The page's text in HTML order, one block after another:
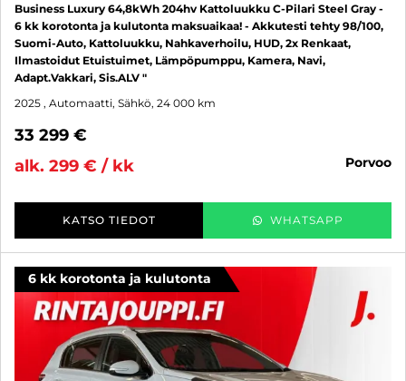
Business Luxury 64,8kWh 204hv Kattoluukku C-Pilari Steel Gray -
6 kk korotonta ja kulutonta maksuaikaa! - Akkutesti tehty 98/100,
Suomi-Auto, Kattoluukku, Nahkaverhoilu, HUD, 2x Renkaat,
Ilmastoidut Etuistuimet, Lämpöpumppu, Kamera, Navi,
Adapt.Vakkari, Sis.ALV "
2025 , Automaatti, Sähkö, 24 000 km
33 299 €
alk. 299 € / kk
porvoo
KATSO TIEDOT WHATSAPP
6 kk korotonta ja kulutonta